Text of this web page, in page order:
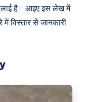
है। आइए इस लेख में
विस्तार से जानकारी